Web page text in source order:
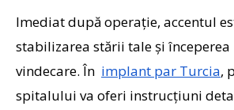
Imediat după operație, accentul
stabilizarea stării tale și
vindecare. În implant par Turcia,
spitalului va oferi instrucțiuni